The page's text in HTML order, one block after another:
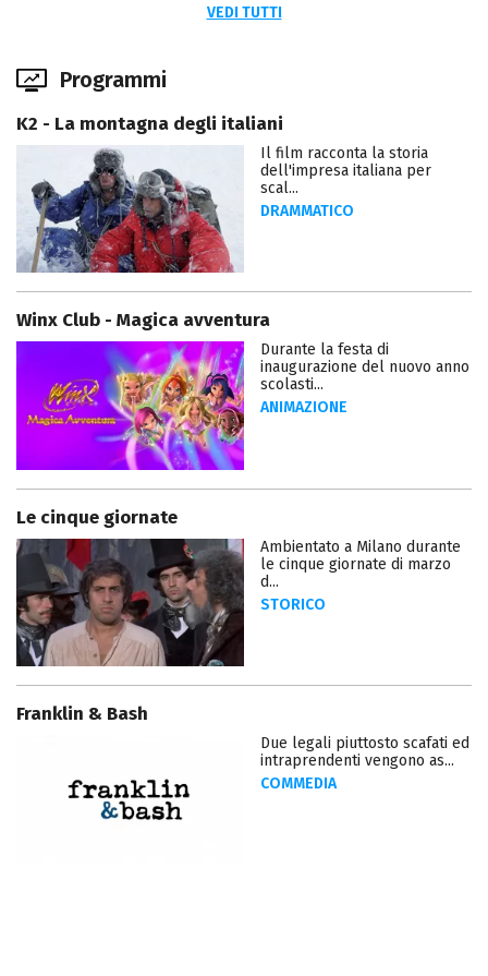
VEDI TUTTI
Programmi
K2 - La montagna degli italiani
Il film racconta la storia
dell'impresa italiana per
scal...
DRAMMATICO
Winx Club - Magica avventura
Durante la festa di
inaugurazione del nuovo anno
scolasti...
ANIMAZIONE
Le cinque giornate
Ambientato a Milano durante
le cinque giornate di marzo
d...
STORICO
Franklin & Bash
Due legali piuttosto scafati ed
intraprendenti vengono as...
COMMEDIA